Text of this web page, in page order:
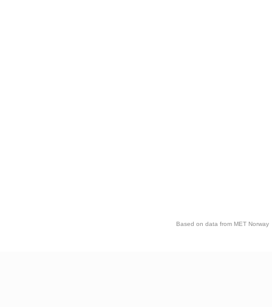
Based on data from MET Norway